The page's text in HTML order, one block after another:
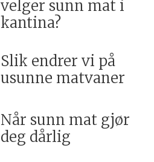
velger sunn mat i
kantina?
Slik endrer vi på
usunne matvaner
Når sunn mat gjør
deg dårlig